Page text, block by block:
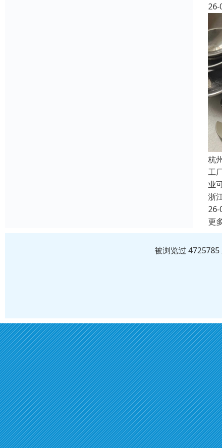
26-
杭
工
业
浙
26-
更
被浏览过